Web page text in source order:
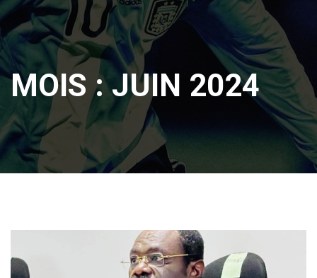
MOIS :JUIN 2024